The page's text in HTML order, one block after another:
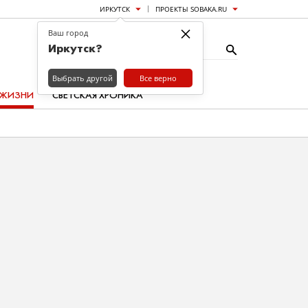
ИРКУТСК ПРОЕКТЫ SOBAKA.RU
СВЕТСКАЯ ХРОНИКА
×
Ваш город
Иркутск?
Выбрать другой Все верно